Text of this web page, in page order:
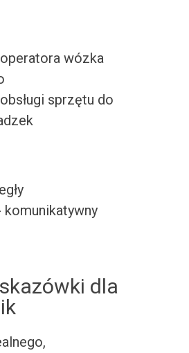
wózka
sprzętu do
komunikatywny
dla